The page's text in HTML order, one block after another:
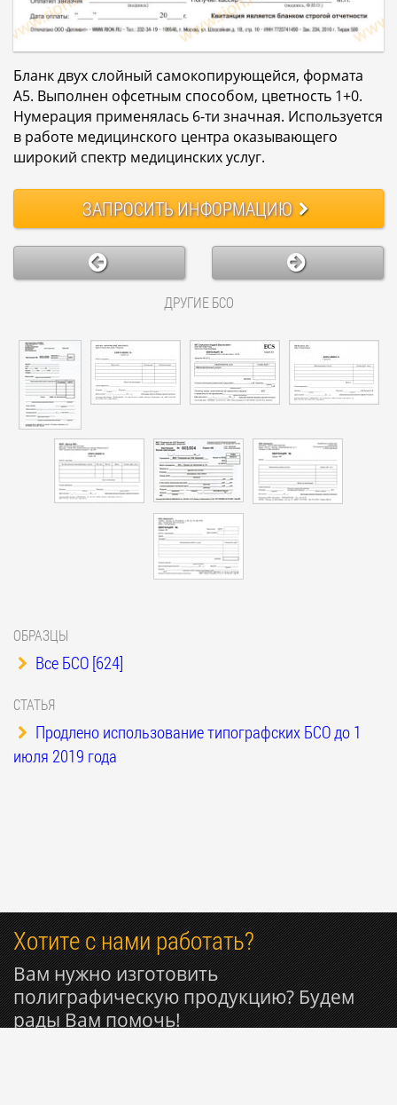
Бланк двух слойный самокопирующейся, формата
А5. Выполнен офсетным способом, цветность 1+0.
Нумерация применялась 6-ти значная. Используется
в работе медицинского центра оказывающего
широкий спектр медицинских услуг.
ЗАПРОСИТЬИНФОРМАЦИЮ
ДРУГИЕ БСО
ОБРАЗЦЫ
Все БСО [624]
СТАТЬЯ
Продлено использование типографских БСО до 1
июля 2019 года
Хотите с нами работать?
Вам нужно изготовить
полиграфическую продукцию? Будем
рады Вам помочь!